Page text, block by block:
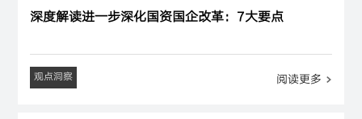
深度解读进一步深化国资国企改革：7大要点
观点洞察 阅读更多